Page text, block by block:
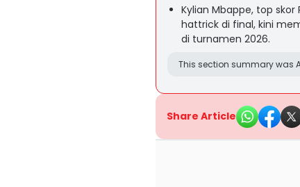
Kylian Mbappe, top
hattrick di final, kini
di turnamen 2026.
This section summary was
Share Article